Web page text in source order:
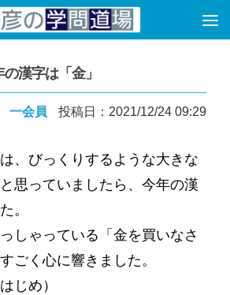
ップ
漢字は「金」
一会員 投稿日：2021/12/24 09:29
、びっくりするような大きな
思っていましたら、今年の漢
。
しゃっている「金を買いなさ
ごく心に響きました。
じめ）